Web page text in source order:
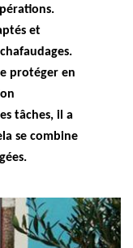
et
protéger en
tâches, il a
se combine